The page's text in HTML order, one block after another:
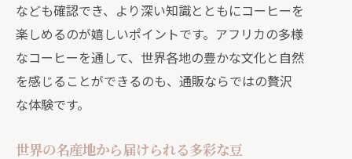
なども確認でき、より深い知識とともにコーヒーを
楽しめるのが嬉しいポイントです。アフリカの多様
なコーヒーを通して、世界各地の豊かな文化と自然
を感じることができるのも、通販ならではの贅沢
な体験です。
世界の名産地から届けられる多彩な豆